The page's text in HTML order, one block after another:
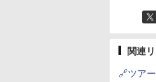
関連
🔗ツア